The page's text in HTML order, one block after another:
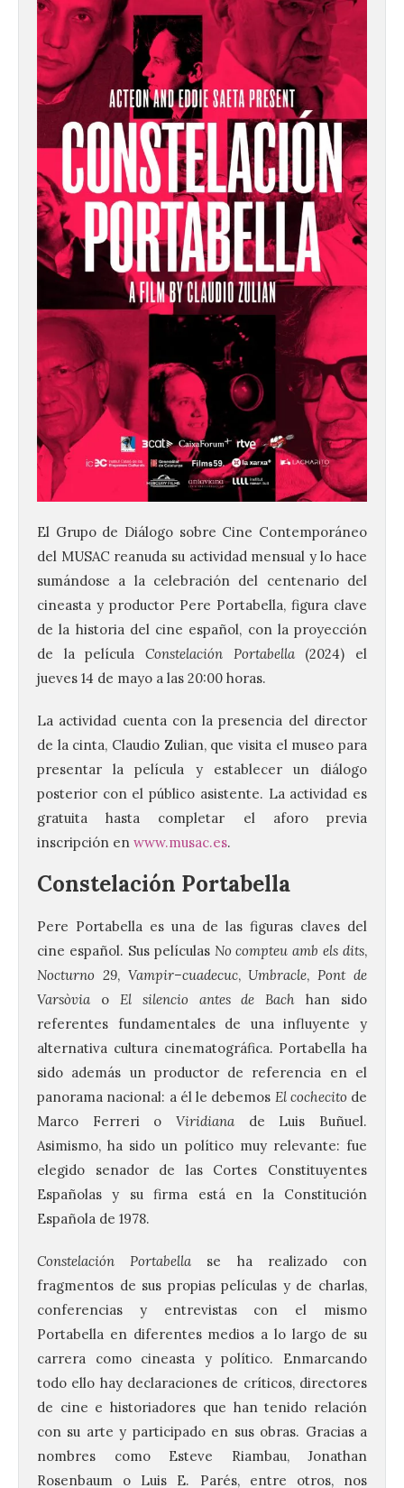
El Grupo de Diálogo sobre Cine Contemporáneo
del MUSAC reanuda su actividad mensual y lo hace
sumándose a la celebración del centenario del
cineasta y productor Pere Portabella, figura clave
de la historia del cine español, con la proyección
de la película Constelación Portabella (2024) el
jueves 14 de mayo a las 20:00 horas.
La actividad cuenta con la presencia del director
de la cinta, Claudio Zulian, que visita el museo para
presentar la película y establecer un diálogo
posterior con el público asistente. La actividad es
gratuita hasta completar el aforo previa
inscripción en www.musac.es.
Constelación Portabella
Pere Portabella es una de las figuras claves del
cine español. Sus películas No compteu amb els dits,
Nocturno 29, Vampir–cuadecuc, Umbracle,Pont de
Varsòvia o El silencio antes de Bachhan sido
referentes fundamentales de una influyente y
alternativa cultura cinematográfica. Portabella ha
sido además un productor de referencia en el
panorama nacional: a él le debemos El cochecito de
Marco Ferreri o Viridiana de Luis Buñuel.
Asimismo, ha sido un político muy relevante: fue
elegido senador de las Cortes Constituyentes
Españolas y su firma está en la Constitución
Española de 1978.
Constelación Portabella se ha realizado con
fragmentos de sus propias películas y de charlas,
conferencias y entrevistas con el mismo
Portabella en diferentes medios a lo largo de su
carrera como cineasta y político. Enmarcando
todo ello hay declaraciones de críticos, directores
de cine e historiadores que han tenido relación
con su arte y participado en sus obras. Gracias a
nombres como Esteve Riambau, Jonathan
Rosenbaum o Luis E. Parés, entre otros, nos